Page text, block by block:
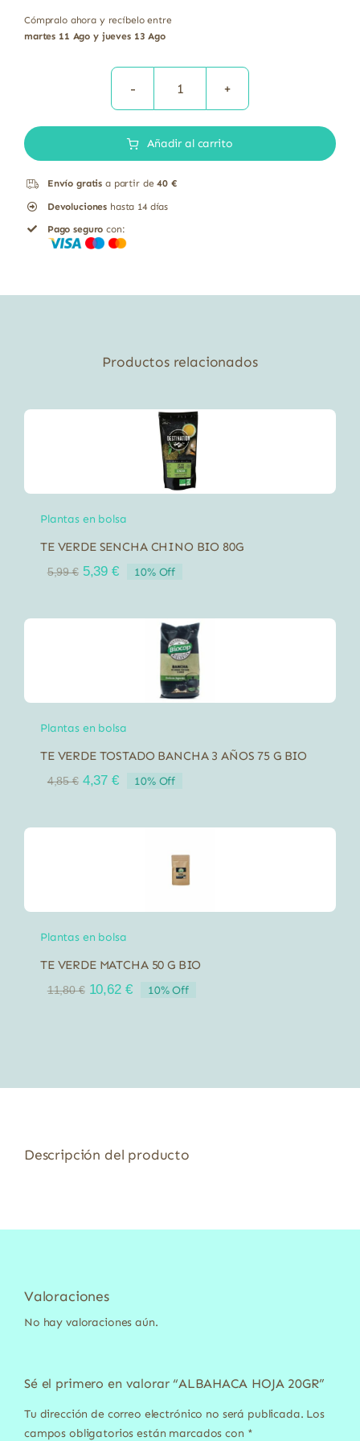
Cómpralo ahora y recíbelo entre
martes 11 Ago y jueves 13 Ago
ALBAHACA
20GR
Añadir al carrito
Envío gratis a partir de40 €
Devoluciones hasta 14 días
Pago seguro con:
Productos relacionados
Plantas en bolsa
TE VERDE SENCHA CHINO BIO 80G
5,99€ El
era:
5,39 €El
es:
10% Off
Plantas en bolsa
TE VERDE TOSTADO BANCHA 3 AÑOS 75 G BIO
4,85€ El
era:
4,37 €El
es:
10% Off
Plantas en bolsa
TE VERDE MATCHA 50 G BIO
11,80€ El
10,62 €El
10% Off
Descripción del producto
Valoraciones
No hay valoraciones aún.
Sé el primero en valorar “ALBAHACA HOJA 20GR”
Tu dirección de correo electrónico no será publicada. Los
campos obligatorios están marcados con *